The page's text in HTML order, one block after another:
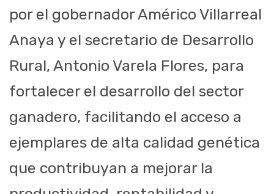
por el gobernador Américo Villarreal
Anaya y el secretario de Desarrollo
Rural, Antonio Varela Flores, para
fortalecer el desarrollo del sector
ganadero, facilitando el acceso a
ejemplares de alta calidad genética
que contribuyan a mejorar la